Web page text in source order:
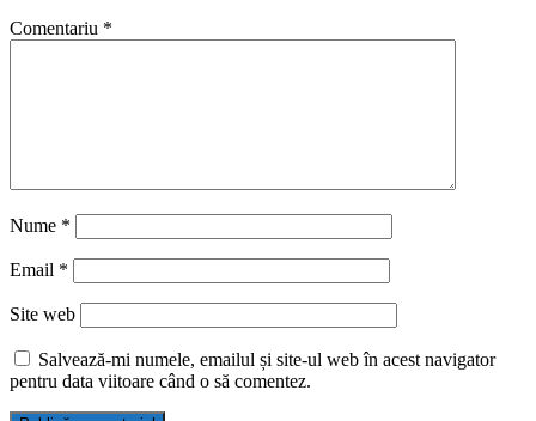
Comentariu *
Nume *
Email *
Site web
Salvează-mi numele, emailul și site-ul web în acest navigator
pentru data viitoare când o să comentez.